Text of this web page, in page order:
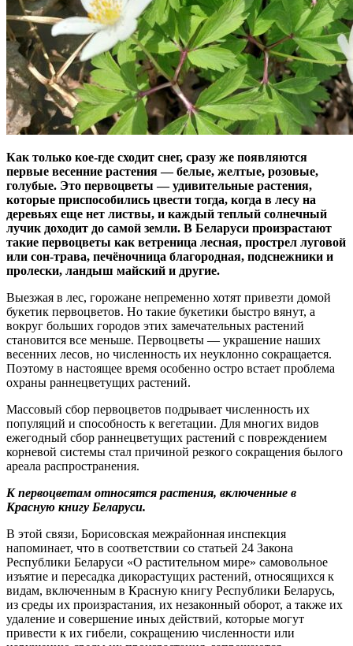
Как только кое-где сходит снег, сразу же появляются
первые весенние растения — белые, желтые, розовые,
голубые. Это первоцветы — удивительные растения,
которые приспособились цвести тогда, когда в лесу на
деревьях еще нет листвы, и каждый теплый солнечный
лучик доходит до самой земли. В Беларуси произрастают
такие первоцветы как ветреница лесная, прострел луговой
или сон-трава, печёночница благородная, подснежники и
пролески, ландыш майский и другие.
Выезжая в лес, горожане непременно хотят привезти домой
букетик первоцветов. Но такие букетики быстро вянут, а
вокруг больших городов этих замечательных растений
становится все меньше. Первоцветы — украшение наших
весенних лесов, но численность их неуклонно сокращается.
Поэтому в настоящее время особенно остро встает проблема
охраны раннецветущих растений.
Массовый сбор первоцветов подрывает численность их
популяций и способность к вегетации. Для многих видов
ежегодный сбор раннецветущих растений с повреждением
корневой системы стал причиной резкого сокращения былого
ареала распространения.
К первоцветам относятся растения, включенные в
Красную книгу Беларуси.
В этой связи, Борисовская межрайонная инспекция
напоминает, что в соответствии со статьей 24 Закона
Республики Беларуси «О растительном мире» самовольное
изъятие и пересадка дикорастущих растений, относящихся к
видам, включенным в Красную книгу Республики Беларусь,
из среды их произрастания, их незаконный оборот, а также их
удаление и совершение иных действий, которые могут
привести к их гибели, сокращению численности или